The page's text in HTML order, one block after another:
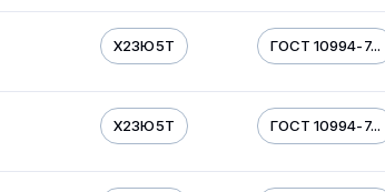
Х23Ю5Т ГОСТ 10994-7...
Х23Ю5Т ГОСТ 10994-7...